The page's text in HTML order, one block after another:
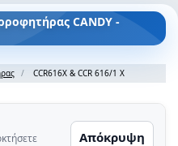
CANDY -
CCR616X & CCR 616/1 X
Απόκρυψη